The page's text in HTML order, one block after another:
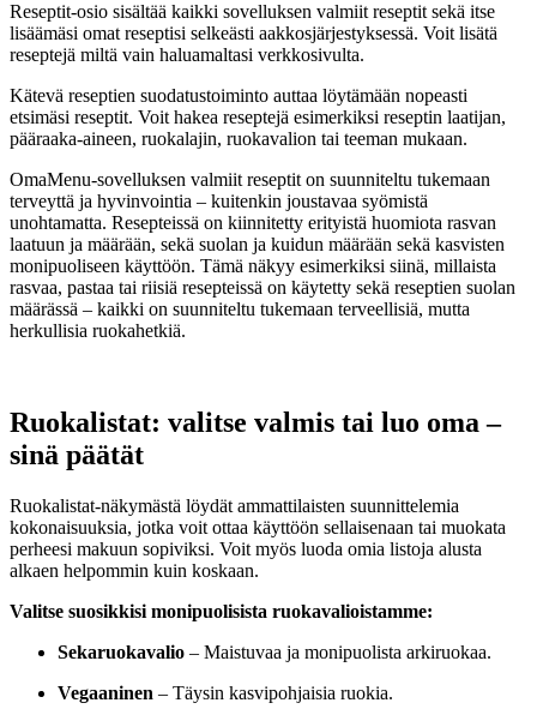
Reseptit-osio sisältää kaikki sovelluksen valmiit reseptit sekä itse
lisäämäsi omat reseptisi selkeästi aakkosjärjestyksessä. Voit lisätä
reseptejä miltä vain haluamaltasi verkkosivulta.
Kätevä reseptien suodatustoiminto auttaa löytämään nopeasti
etsimäsi reseptit. Voit hakea reseptejä esimerkiksi reseptin laatijan,
pääraaka-aineen, ruokalajin, ruokavalion tai teeman mukaan.
OmaMenu-sovelluksen valmiit reseptit on suunniteltu tukemaan
terveyttä ja hyvinvointia – kuitenkin joustavaa syömistä
unohtamatta. Resepteissä on kiinnitetty erityistä huomiota rasvan
laatuun ja määrään, sekä suolan ja kuidun määrään sekä kasvisten
monipuoliseen käyttöön. Tämä näkyy esimerkiksi siinä, millaista
rasvaa, pastaa tai riisiä resepteissä on käytetty sekä reseptien suolan
määrässä – kaikki on suunniteltu tukemaan terveellisiä, mutta
herkullisia ruokahetkiä.
Ruokalistat: valitse valmis tai luo oma –
sinä päätät
Ruokalistat-näkymästä löydät ammattilaisten suunnittelemia
kokonaisuuksia, jotka voit ottaa käyttöön sellaisenaan tai muokata
perheesi makuun sopiviksi. Voit myös luoda omia listoja alusta
alkaen helpommin kuin koskaan.
Valitse suosikkisi monipuolisista ruokavalioistamme:
Sekaruokavalio – Maistuvaa ja monipuolista arkiruokaa.
Vegaaninen – Täysin kasvipohjaisia ruokia.